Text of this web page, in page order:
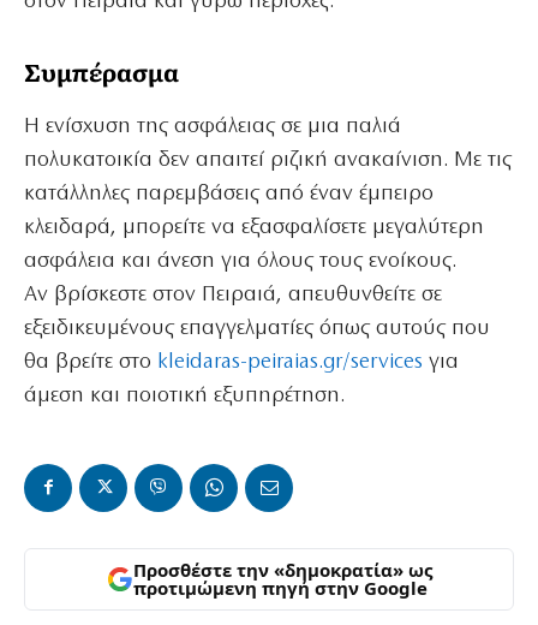
Συμπέρασμα
Η ενίσχυση της ασφάλειας σε μια παλιά
πολυκατοικία δεν απαιτεί ριζική ανακαίνιση. Με τις
κατάλληλες παρεμβάσεις από έναν έμπειρο
κλειδαρά, μπορείτε να εξασφαλίσετε μεγαλύτερη
ασφάλεια και άνεση για όλους τους ενοίκους.
Αν βρίσκεστε στον Πειραιά, απευθυνθείτε σε
εξειδικευμένους επαγγελματίες όπως αυτούς που
θα βρείτε στο kleidaras-peiraias.gr/services για
άμεση και ποιοτική εξυπηρέτηση.
Προσθέστε την «δημοκρατία» ως
προτιμώμενη πηγή στην Google